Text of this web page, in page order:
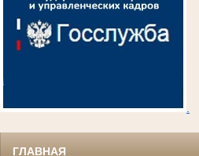
ГЛАВНАЯ